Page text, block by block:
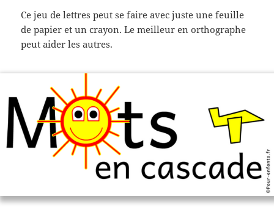
Ce jeu de lettres peut se faire avec juste une feuille
de papier et un crayon. Le meilleur en orthographe
peut aider les autres.